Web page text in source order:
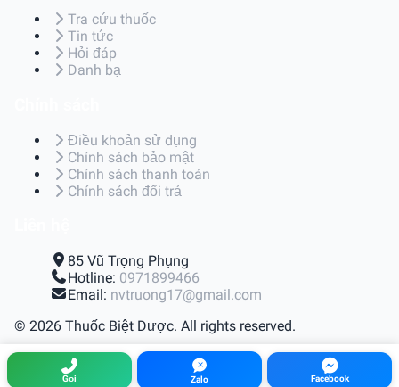
Tra cứu thuốc
Tin tức
Hỏi đáp
Danh bạ
Điều khoản sử dụng
Chính sách bảo mật
Chính sách thanh toán
Chính sách đổi trả
85 Vũ Trọng Phụng
Hotline: 0971899466
Email: nvtruong17@gmail.com
© 2026 Thuốc Biệt Dược. All rights reserved.
Điều khoản sử dụng| Chính sách bảo mật|Chính sách
thanh toán
Chính sách đổi trả
Gọi Zalo Facebook